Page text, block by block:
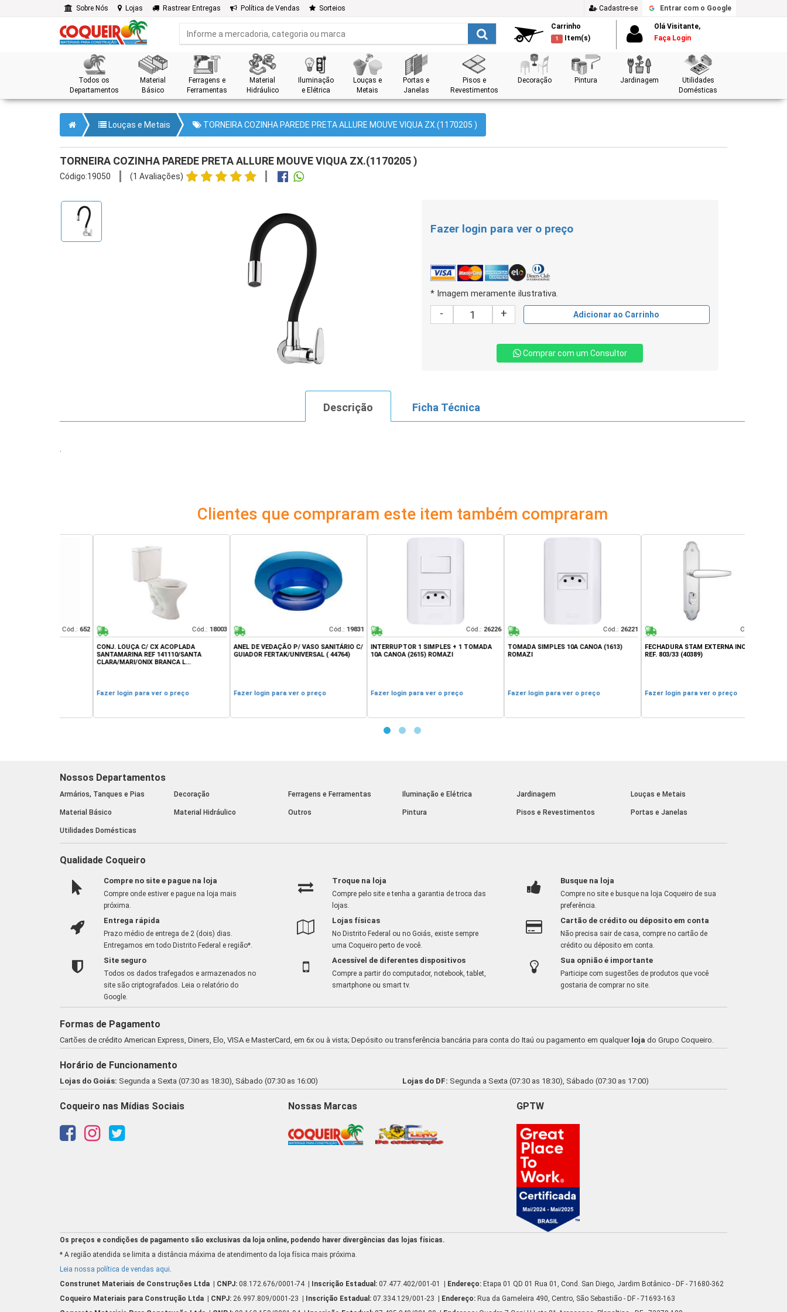
Sobre Nós Lojas Rastrear Entregas Política de Vendas Sorteios Cadastre-se Entrar com o Google
Carrinho
1 Item(s)
Olá Visitante,
Faça Login
Todos os
Departamentos
Material
Básico
Ferragens e
Ferramentas
Material
Hidráulico
Iluminação
e Elétrica
Louças e
Metais
Portas e
Janelas
Pisos e
Revestimentos
Decoração Pintura Jardinagem
Utilidades
Domésticas
Louças e Metais TORNEIRA COZINHA PAREDE PRETA ALLURE MOUVE VIQUA ZX.(1170205 )
TORNEIRA COZINHA PAREDE PRETA ALLURE MOUVE VIQUA ZX.(1170205 )
Código:19050 (1 Avaliações)
Fazer login para ver o preço
* Imagem meramente ilustrativa.
- + Adicionar ao Carrinho
Comprar com um Consultor
Descrição Ficha Técnica
Clientes que compraram este item também compraram
18003
CONJ. LOUÇA C/ CX ACOPLADA
SANTAMARINA REF 141110/SANTA
CLARA/MARI/ONIX BRANCA L...
Fazer login para ver o preço
19831
ANEL DE VEDAÇÃO P/ VASO SANITÁRIO C/
GUIADOR FERTAK/UNIVERSAL ( 44764)
Fazer login para ver o preço
26226
INTERRUPTOR 1 SIMPLES + 1 TOMADA
10A CANOA (2615) ROMAZI
Fazer login para ver o preço
26221
TOMADA SIMPLES 10A CANOA (1613)
Fazer login para ver o preço
29819
FECHADURA STAM EXTERNA INOX CROM
REF. 803/33 (40389)
Fazer login para ver o preço
Nossos Departamentos
Armários, Tanques e Pias Decoração Ferragens e Ferramentas Iluminação e Elétrica Jardinagem Louças e Metais
Material Básico Material Hidráulico Outros Pintura Pisos e Revestimentos Portas e Janelas
Utilidades Domésticas
Qualidade Coqueiro
Compre no site e pague na loja
Compre onde estiver e pague na loja mais
próxima.
Troque na loja
Compre pelo site e tenha a garantia de troca das
lojas.
Busque na loja
Compre no site e busque na loja Coqueiro de sua
preferência.
Entrega rápida
Prazo médio de entrega de 2 (dois) dias.
Entregamos em todo Distrito Federal e região*.
Lojas físicas
No Distrito Federal ou no Goiás, existe sempre
uma Coqueiro perto de você.
Cartão de crédito ou déposito em conta
Não precisa sair de casa, compre no cartão de
crédito ou déposito em conta.
Site seguro
Todos os dados trafegados e armazenados no
site são criptografados. Leia o relatório do
Google
Acessível de diferentes dispositivos
Compre a partir do computador, notebook, tablet,
smartphone ou smart tv.
Sua opnião é importante
Participe com sugestões de produtos que você
gostaria de comprar no site.
Formas de Pagamento
Cartões de crédito American Express, Diners, Elo, VISA e MasterCard, em 6x ou à vista; Depósito ou transferência bancária para conta do Itaú ou pagamento em qualquer loja do Grupo Coqueiro.
Horário de Funcionamento
Lojas do Goiás: Segunda a Sexta (07:30 as 18:30), Sábado (07:30 as 16:00) Lojas do DF: Segunda a Sexta (07:30 as 18:30), Sábado (07:30 as 17:00)
Coqueiro nas Mídias Sociais Nossas Marcas GPTW
Os preços e condições de pagamento são exclusivas da loja online, podendo haver divergências das lojas físicas.
* A região atendida se limita a distância máxima de atendimento da loja física mais próxima.
Leia nossa política de vendas aqui.
Construnet Materiais de Construções Ltda
| CNPJ: 08.172.676/0001-74 | Inscrição Estadual: 07.477.402/001-01 | Endereço: Etapa 01 QD 01 Rua 01, Cond. San Diego, Jardim Botânico - DF - 71680-362
Coqueiro Materiais para Construção Ltda
| CNPJ: 26.997.809/0001-23 | Inscrição Estadual: 07.334.129/001-23 | Endereço: Rua da Gameleira 490, Centro, São Sebastião - DF - 71693-163